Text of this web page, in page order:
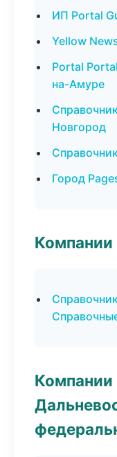
ИП Portal
Yellow
Portal
на-Амуре
Новгород
Город
Компании